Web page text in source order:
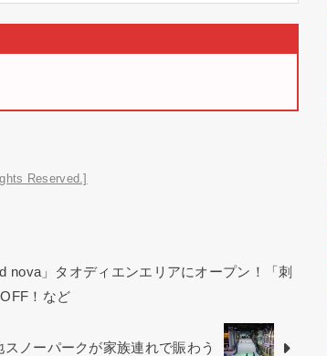
Reserved.]
nova」タオディエンエリアにオープン！「刺
！など
ノーパークが家族連れで賑わう